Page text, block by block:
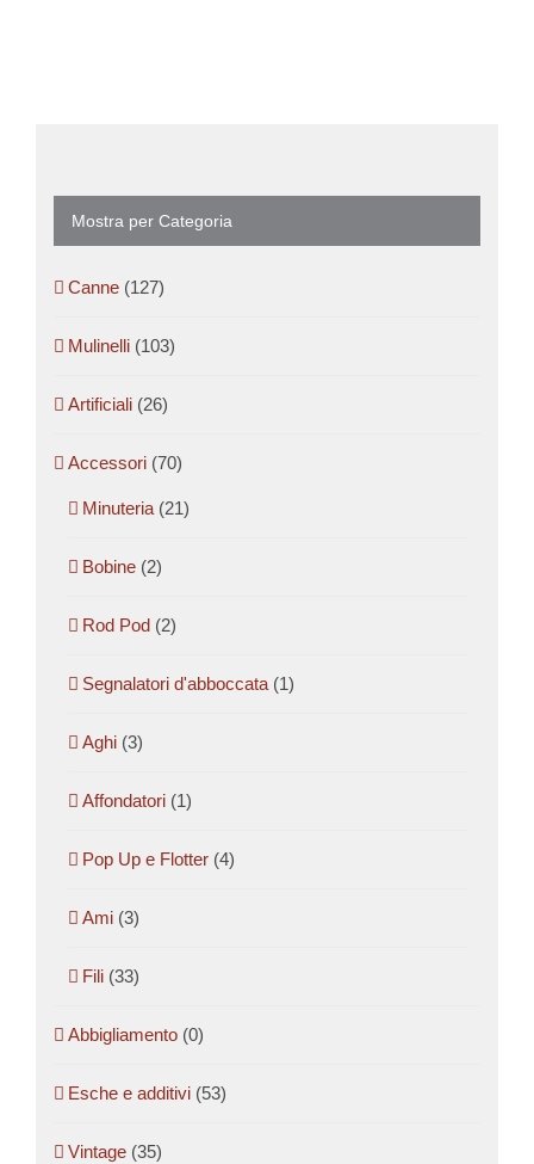
Mostra per Categoria
Canne (127)
Mulinelli (103)
Artificiali (26)
Accessori (70)
Minuteria (21)
Bobine (2)
Rod Pod (2)
Segnalatori d'abboccata (1)
Aghi (3)
Affondatori (1)
Pop Up e Flotter (4)
Ami (3)
Fili (33)
Abbigliamento (0)
Esche e additivi (53)
Vintage (35)